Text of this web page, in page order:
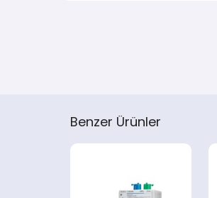
Benzer Ürünler